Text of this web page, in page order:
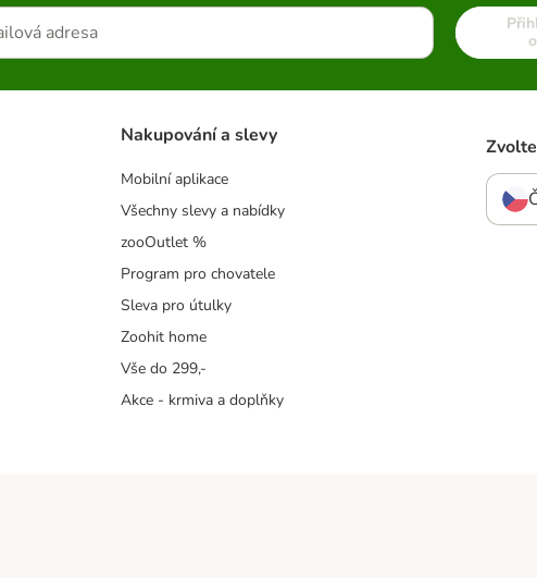
Nakupování a slevy
Mobilní aplikace
Všechny slevy a nabídky
zooOutlet %
Program pro chovatele
Sleva pro útulky
Zoohit home
Vše do 299,-
Akce - krmiva a doplňky